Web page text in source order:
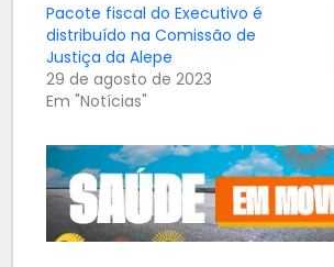
Pacote fiscal do Executivo é
distribuído na Comissão de
Justiça da Alepe
29 de agosto de 2023
Em "Notícias"